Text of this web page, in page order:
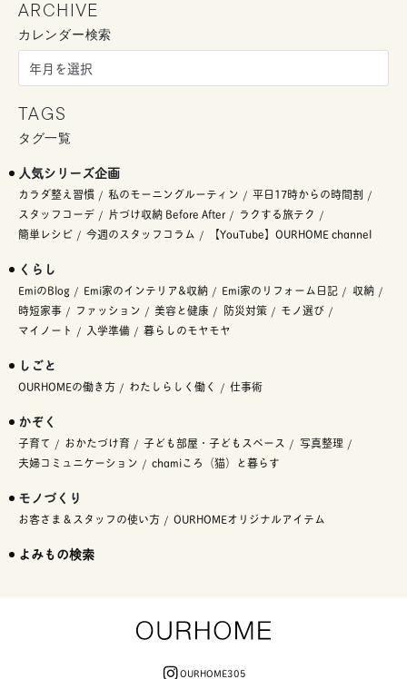
ARCHIVE
カレンダー検索
TAGS
タグ一覧
人気シリーズ企画
カラダ整え習慣 私のモーニングルーティン
平日17時からの時間割
スタッフコーデ
片づけ収納 Before After
ラクする旅テク
簡単レシピ
今週のスタッフコラム 【YouTube】OURHOME channel
くらし
EmiのBlog Emi家のインテリア&収納 Emi家のリフォーム日記
収納
時短家事
ファッション 美容と健康 防災対策
モノ選び
マイノート
入学準備 暮らしのモヤモヤ
しごと
OURHOMEの働き方 わたしらしく働く 仕事術
かぞく
子育て おかたづけ育 子ども部屋・子どもスペース
写真整理
夫婦コミュニケーション
chamiころ（猫）と暮らす
モノづくり
お客さま＆スタッフの使い方 OURHOMEオリジナルアイテム
よみもの検索
OURHOME305